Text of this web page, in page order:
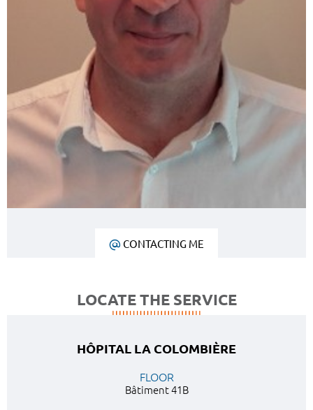
CONTACTING ME
LOCATE THE SERVICE
HÔPITAL LA COLOMBIÈRE
FLOOR
Bâtiment 41B